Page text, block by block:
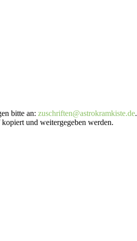
bitte an: zuschriften@astrokramkiste.de.
und weitergegeben werden.